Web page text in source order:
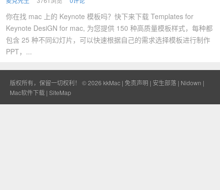
你在找 mac 上的 Keynote 模板吗？快下来下载 Templates for
Keynote DesiGN for mac, 为您提供 150 种高质量模板样式，每种都
包含 25 种不同幻灯片，可以快速根据自己的需求选择模板进行制作
PPT，...
版权所有，保留一切权利！ © 2026 kkMac | 免责声明 | 安生部落 | Nidown |
Mac软件下载 | SiteMap